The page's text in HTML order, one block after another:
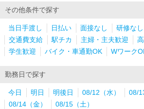
その他条件で探す
当日手渡し 日払い 面接なし 研修なし
交通費支給
駅チカ 主婦・主夫歓迎
学生歓迎
バイク・車通勤OK Wワーク
勤務日で探す
今日 明日 明後日 08/12（水）
08/
08/14（金）
08/15（土）